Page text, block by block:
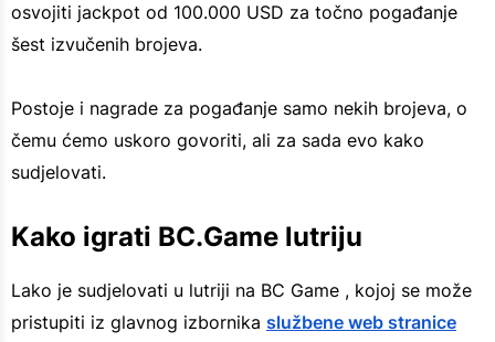
osvojiti jackpot od 100.000 USD za točno pogađanje
šest izvučenih brojeva.
Postoje i nagrade za pogađanje samo nekih brojeva, o
čemu ćemo uskoro govoriti, ali za sada evo kako
sudjelovati.
Kako igrati BC.Game lutriju
Lako je sudjelovati u lutriji na BC Game , kojoj se može
pristupiti iz glavnog izbornika službene web stranice